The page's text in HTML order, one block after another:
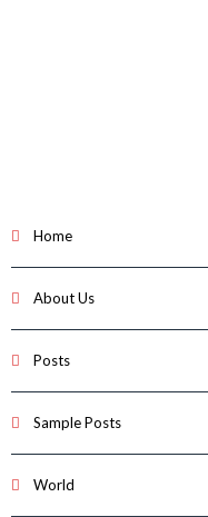
Home
About Us
Posts
Sample Posts
World